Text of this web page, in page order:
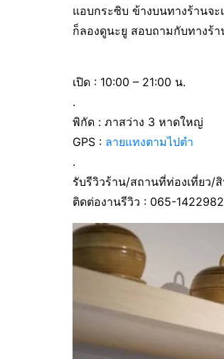
แอบกระซิบ ข้างบนทางร้านจ
ก็ลองดูนะยู สอบถามกับทางร้
เปิด : 10:00 – 21:00 น.
.
พิกัด : ภาสว่าง 3 หาดใหญ่
GPS : ลายแทงตามไปตำ
.
รับรีวิวร้าน/สถานที่ท่องเที่ยว/
ติดต่องานรีวิว : 065-1422982